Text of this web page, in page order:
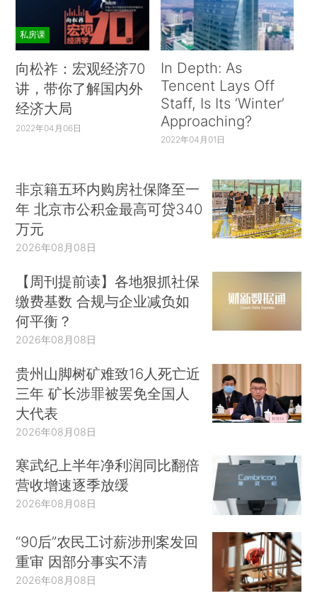
私房课
向松祚：宏观经济70
讲，带你了解国内外
经济大局
2022年04月06日
In Depth: As
Tencent Lays Off
Staff, Is Its ‘Winter’
Approaching?
2022年04月01日
非京籍五环内购房社保降至一
年 北京市公积金最高可贷340
万元
2026年08月08日
【周刊提前读】各地狠抓社保
缴费基数 合规与企业减负如
何平衡？
2026年08月08日
贵州山脚树矿难致16人死亡近
三年 矿长涉罪被罢免全国人
大代表
2026年08月08日
寒武纪上半年净利润同比翻倍
营收增速逐季放缓
2026年08月08日
“90后”农民工讨薪涉刑案发回
重审 因部分事实不清
2026年08月08日